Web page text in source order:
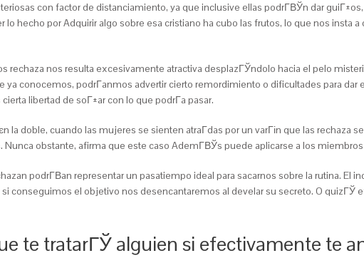
con factor de distanciamiento, ya que inclusive ellas podrГ­ВЎn dar
lo hecho por Adquirir algo sobre esa cristiano ha cubo las frutos, lo que nos insta
rechaza nos resulta excesivamente atractiva desplazГЎndolo hacia el pelo
ya conocemos, podrГ­anmos advertir cierto remordimiento o dificultades para dar
libertad de soГ±ar con lo que podrГ­a pasar.
la doble, cuando las mujeres se sienten atraГ­das por un varГіn que las rechaza
obstante, afirma que este caso AdemГ­ВЎs puede aplicarse a los
podrГ­В­an representar un pasatiempo ideal para sacarnos sobre la rutina. El
conseguimos el objetivo nos desencantaremos al develar su secreto. O quizГЎ
te tratarГЎ alguien si efectivamente te